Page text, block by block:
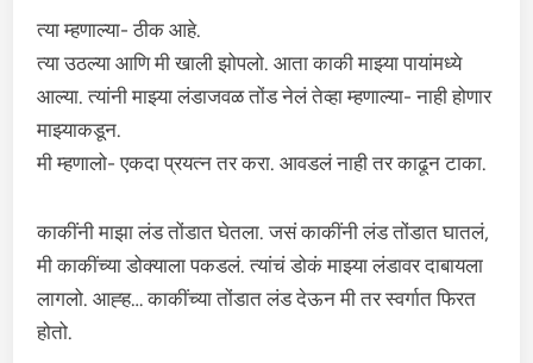
त्या म्हणाल्या- ठीक आहे.
त्या उठल्या आणि मी खाली झोपलो. आता काकी माझ्या पायांमध्ये
आल्या. त्यांनी माझ्या लंडाजवळ तोंड नेलं तेव्हा म्हणाल्या- नाही होणार
माझ्याकडून.
मी म्हणालो- एकदा प्रयत्न तर करा. आवडलं नाही तर काढून टाका.
काकींनी माझा लंड तोंडात घेतला. जसं काकींनी लंड तोंडात घातलं,
मी काकींच्या डोक्याला पकडलं. त्यांचं डोकं माझ्या लंडावर दाबायला
लागलो. आह्ह… काकींच्या तोंडात लंड देऊन मी तर स्वर्गात फिरत
होतो.